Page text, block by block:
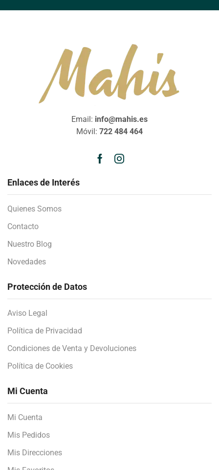
Email: info@mahis.es
Móvil: 722 484 464
Enlaces de Interés
Quienes Somos
Contacto
Nuestro Blog
Novedades
Protección de Datos
Aviso Legal
Política de Privacidad
Condiciones de Venta y Devoluciones
Política de Cookies
Mi Cuenta
Mi Cuenta
Mis Pedidos
Mis Direcciones